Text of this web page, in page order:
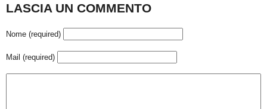
LASCIA UN COMMENTO
Nome (required)
Mail (required)